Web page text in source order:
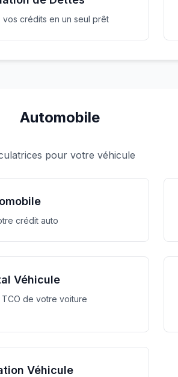
crédits en un seul prêt
Automobile
pour votre véhicule
crédit auto
Véhicule
de votre voiture
Véhicule